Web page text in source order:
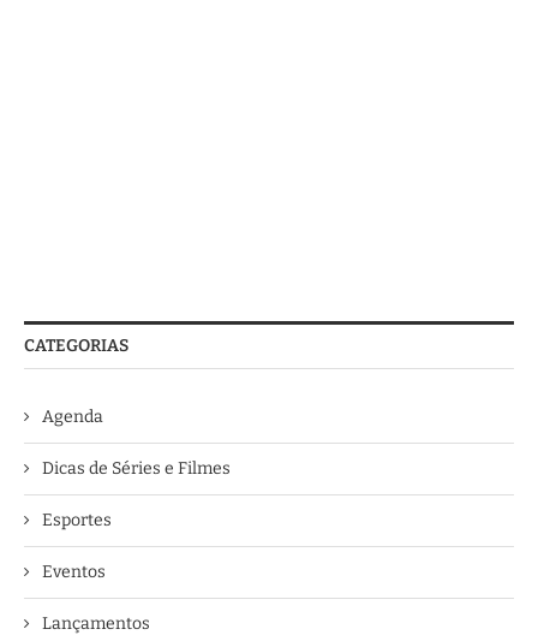
CATEGORIAS
Agenda
Dicas de Séries e Filmes
Esportes
Eventos
Lançamentos